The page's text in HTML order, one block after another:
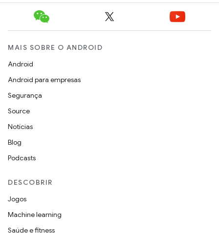
MAIS SOBRE O ANDROID
Android
Android para empresas
Segurança
Source
Notícias
Blog
Podcasts
DESCOBRIR
Jogos
Machine learning
Saúde e fitness